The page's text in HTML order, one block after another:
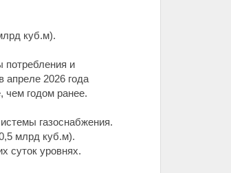
куб.м).
потребления и
2026 года
чем годом ранее.
газоснабжения.
млрд куб.м).
суток уровнях.